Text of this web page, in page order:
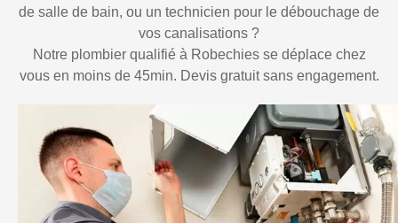
de salle de bain, ou un technicien pour le débouchage de
vos canalisations ?
Notre plombier qualifié à Robechies se déplace chez
vous en moins de 45min. Devis gratuit sans engagement.